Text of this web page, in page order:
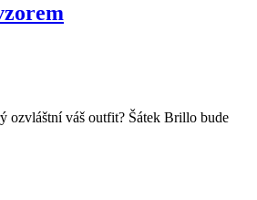
ozvláštní váš outfit? Šátek Brillo bude